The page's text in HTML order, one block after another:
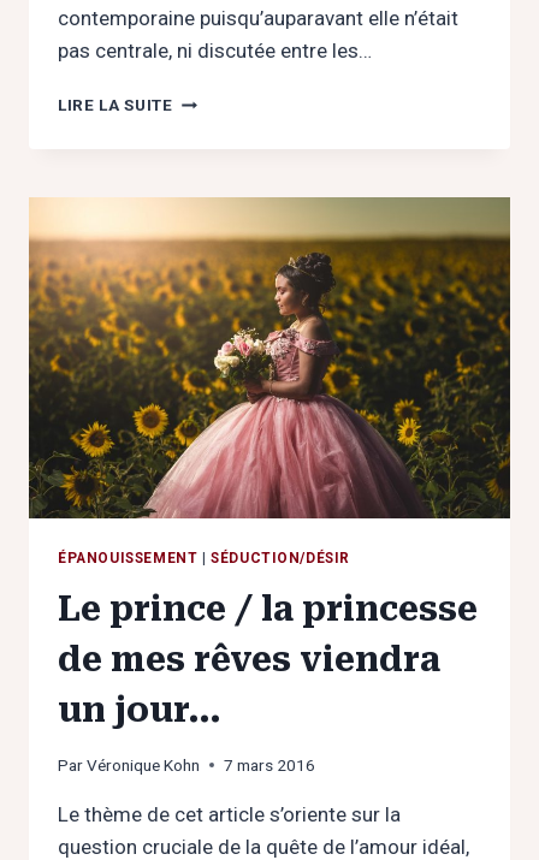
contemporaine puisqu’auparavant elle n’était
pas centrale, ni discutée entre les…
LIRE LA SUITECOMMENT
DISTANCE
RELATION
AMOUREUSE?
ÉPANOUISSEMENT |SÉDUCTION/DÉSIR
Le prince / la princesse
de mes rêves viendra
un jour…
ParVéronique Kohn 7 mars 2016
Le thème de cet article s’oriente sur la
question cruciale de la quête de l’amour idéal,